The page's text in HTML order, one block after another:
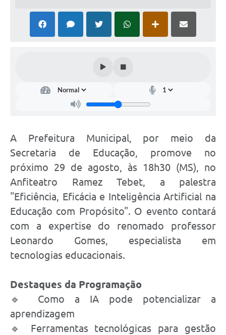
Portal da Privacidade
PNAB (Política Nacional Aldir Blanc)
A Prefeitura Municipal, por meio da
Secretaria de Educação, promove no
próximo 29 de agosto, às 18h30 (MS), no
Anfiteatro Ramez Tebet, a palestra
"Eficiência, Eficácia e Inteligência Artificial na
Educação com Propósito". O evento contará
com a expertise do renomado professor
Leonardo Gomes, especialista em
tecnologias educacionais.
Destaques da Programação
🔹 Como a IA pode potencializar a
aprendizagem
🔹 Ferramentas tecnológicas para gestão